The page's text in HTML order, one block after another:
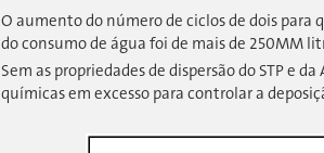
O aumento do número de ciclos de dois
do consumo de água foi de mais de 250MM
Sem as propriedades de dispersão do STP e
químicas em excesso para controlar a